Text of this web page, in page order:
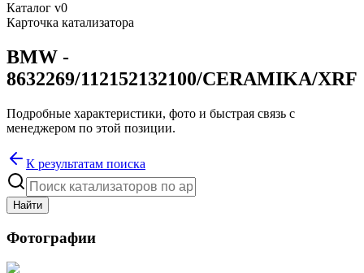
Каталог v0
Карточка катализатора
BMW -
8632269/112152132100/CERAMIKA/XRF
Подробные характеристики, фото и быстрая связь с
менеджером по этой позиции.
К результатам поиска
Найти
Фотографии